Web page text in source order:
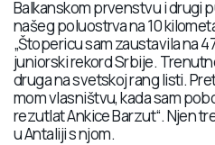
Balkanskom prvenstvu i drugi
našeg poluostrva na 10
„Štopericu sam zaustavila na
juniorski rekord Srbije.
druga na svetskoj rang listi.
mom vlasništvu, kada sam
rezutlat Ankice Barzut“. Njen
u Antaliji s njom.